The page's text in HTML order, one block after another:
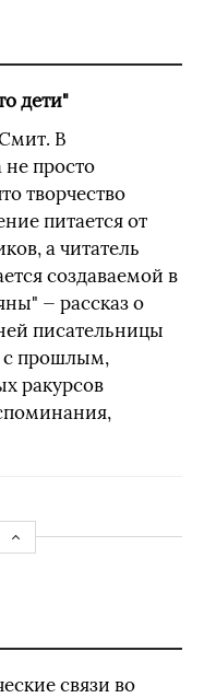
дети"
В
просто
творчество
питается от
а читатель
создаваемой в
— рассказ о
писательницы
с прошлым,
ракурсов
связи во